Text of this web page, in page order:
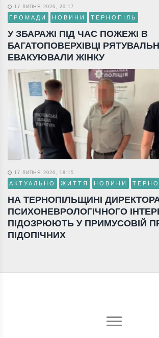
17 ЛИПНЯ 2026, 20:17
ГРОМАДИ НОВИНИ ТЕРНОПІЛЬ
У ЗБАРАЖІ ПІД ЧАС ПОЖЕЖІ В
БАГАТОПОВЕРХІВЦІ
ЕВАКУЮВАЛИ ЖІНКУ
17 ЛИПНЯ 2026, 18:15
АКТУАЛЬНО ЖИТТЯ НОВИНИ
НА ТЕРНОПІЛЬЩИНІ
ПСИХОНЕВРОЛОГІЧНОГО
ПІДОЗРЮЮТЬ У ПРИМУСОВІЙ
ПІДОПІЧНИХ